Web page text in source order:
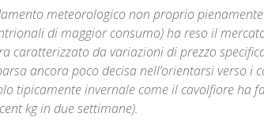
meteorologico non proprio
di maggior consumo) ha reso il
caratterizzato da variazioni di prezzo
ancora poco decisa nell’orientarsi verso
tipicamente invernale come il cavolfiore ha
kg in due settimane).